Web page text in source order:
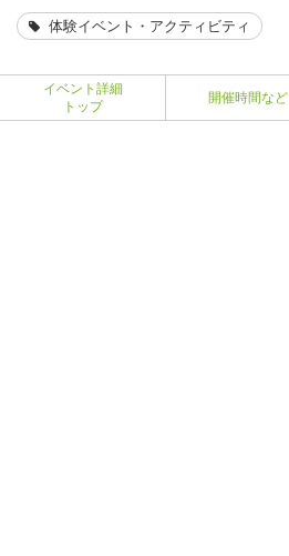
体験イベント・アクティビティ
イベント詳細
トップ
開催時間など